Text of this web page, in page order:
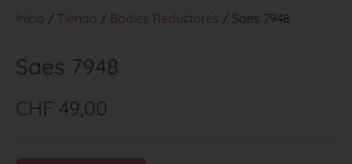
Inicio / Tienda / Bodies Reductores / Saes 7948
Saes 7948
CHF 49,00